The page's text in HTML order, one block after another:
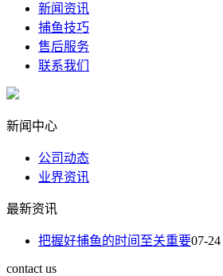
新闻资讯
捕鱼技巧
售后服务
联系我们
新闻中心
公司动态
业界资讯
最新资讯
把握好捕鱼的时间至关重要07-24
contact us